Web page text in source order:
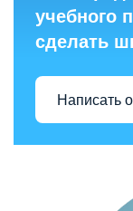
учебного
сделать
Написать